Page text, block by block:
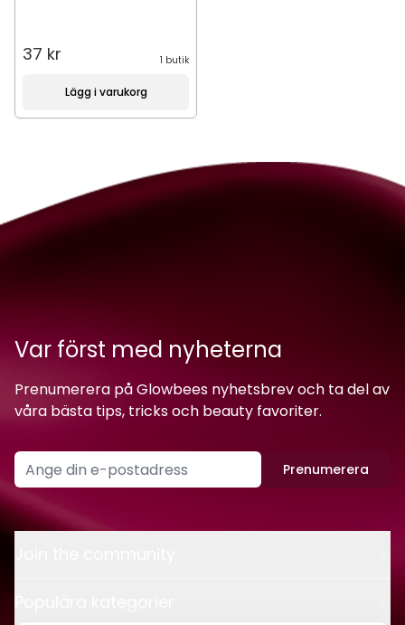
37 kr 1 butik
Lägg i varukorg
Var först med nyheterna
Prenumerera på Glowbees nyhetsbrev och ta del av
våra bästa tips, tricks och beauty favoriter.
Prenumerera